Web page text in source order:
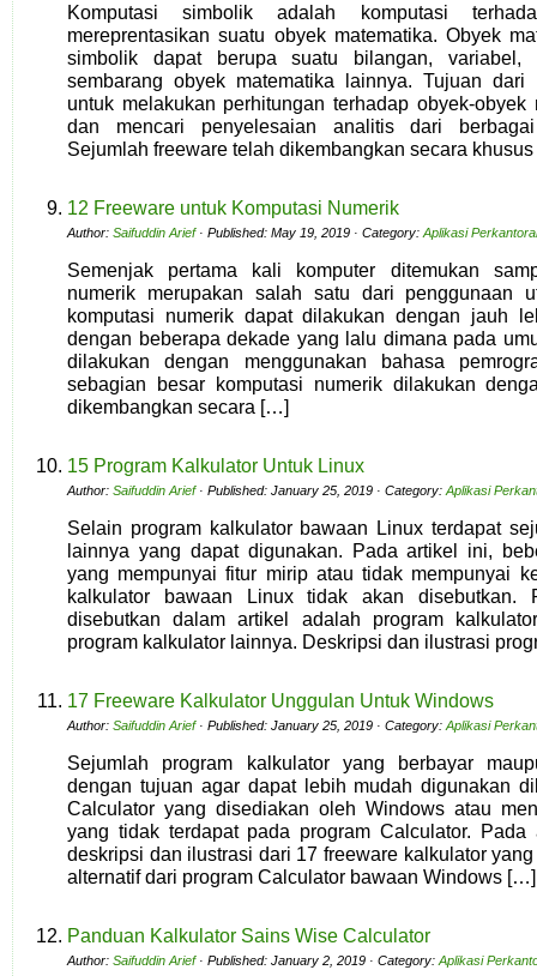
Komputasi simbolik adalah komputasi
mereprentasikan suatu obyek matematika. Obyek
simbolik dapat berupa suatu bilangan, variabel,
sembarang obyek matematika lainnya. Tujuan dari
untuk melakukan perhitungan terhadap obyek-obyek
dan mencari penyelesaian analitis dari
Sejumlah freeware telah dikembangkan secara
12 Freeware untuk Komputasi Numerik
Author: Saifuddin Arief· Published: May 19, 2019 · Category: Aplikasi
Semenjak pertama kali komputer ditemukan
numerik merupakan salah satu dari penggunaan
komputasi numerik dapat dilakukan dengan jauh
dengan beberapa dekade yang lalu dimana pada
dilakukan dengan menggunakan bahasa
sebagian besar komputasi numerik dilakukan
dikembangkan secara […]
15 Program Kalkulator Untuk Linux
Author: Saifuddin Arief· Published: January 25, 2019 · Category: Aplikasi
Selain program kalkulator bawaan Linux terdapat
lainnya yang dapat digunakan. Pada artikel ini,
yang mempunyai fitur mirip atau tidak mempunyai
kalkulator bawaan Linux tidak akan disebutkan.
disebutkan dalam artikel adalah program
program kalkulator lainnya. Deskripsi dan ilustrasi
17 Freeware Kalkulator Unggulan Untuk Windows
Author: Saifuddin Arief· Published: January 25, 2019 · Category: Aplikasi
Sejumlah program kalkulator yang berbayar
dengan tujuan agar dapat lebih mudah digunakan
Calculator yang disediakan oleh Windows atau
yang tidak terdapat pada program Calculator.
deskripsi dan ilustrasi dari 17 freeware kalkulator
alternatif dari program Calculator bawaan Windows […]
Panduan Kalkulator Sains Wise Calculator
Author: Saifuddin Arief· Published: January 2, 2019 · Category: Aplikasi